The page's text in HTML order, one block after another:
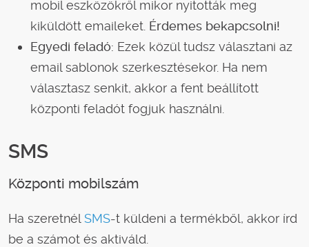
mobil eszközökről mikor nyitották meg
kiküldött emaileket. Érdemes bekapcsolni!
Egyedi feladó: Ezek közül tudsz választani az
email sablonok szerkesztésekor. Ha nem
választasz senkit, akkor a fent beállított
központi feladót fogjuk használni.
SMS
Központi mobilszám
Ha szeretnél SMS-t küldeni a termékből, akkor írd
be a számot és aktiváld.